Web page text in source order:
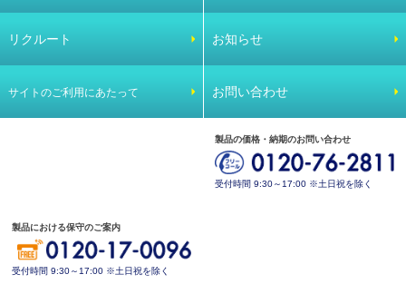
リクルート お知らせ
サイトのご利用にあたって お問い合わせ
製品の価格・納期のお問い合わせ
受付時間 9:30～17:00 ※土日祝を除く
製品における保守のご案内
受付時間 9:30～17:00 ※土日祝を除く